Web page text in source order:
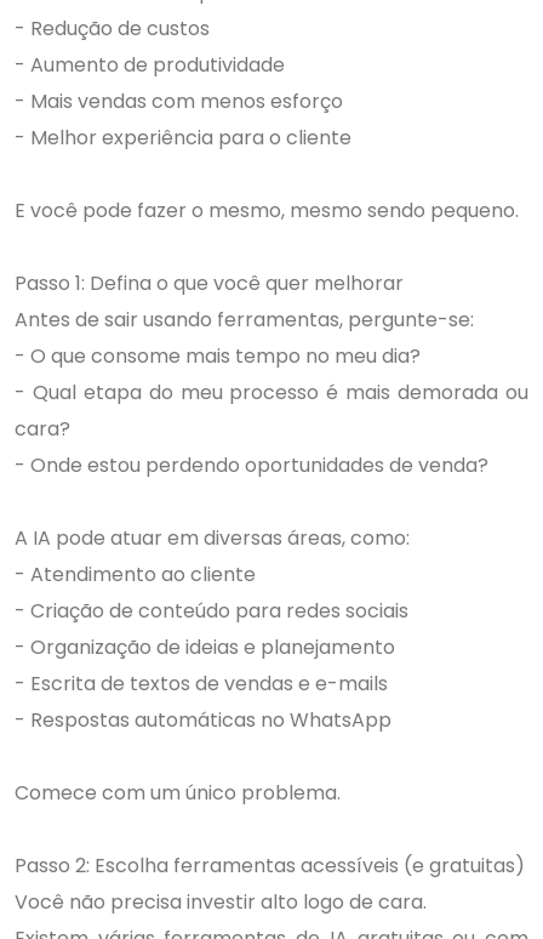
- Redução de custos
- Aumento de produtividade
- Mais vendas com menos esforço
- Melhor experiência para o cliente
E você pode fazer o mesmo, mesmo sendo pequeno.
Passo 1: Defina o que você quer melhorar
Antes de sair usando ferramentas, pergunte-se:
- O que consome mais tempo no meu dia?
- Qual etapa do meu processo é mais demorada ou
cara?
- Onde estou perdendo oportunidades de venda?
A IA pode atuar em diversas áreas, como:
- Atendimento ao cliente
- Criação de conteúdo para redes sociais
- Organização de ideias e planejamento
- Escrita de textos de vendas e e-mails
- Respostas automáticas no WhatsApp
Comece com um único problema.
Passo 2: Escolha ferramentas acessíveis (e gratuitas)
Você não precisa investir alto logo de cara.